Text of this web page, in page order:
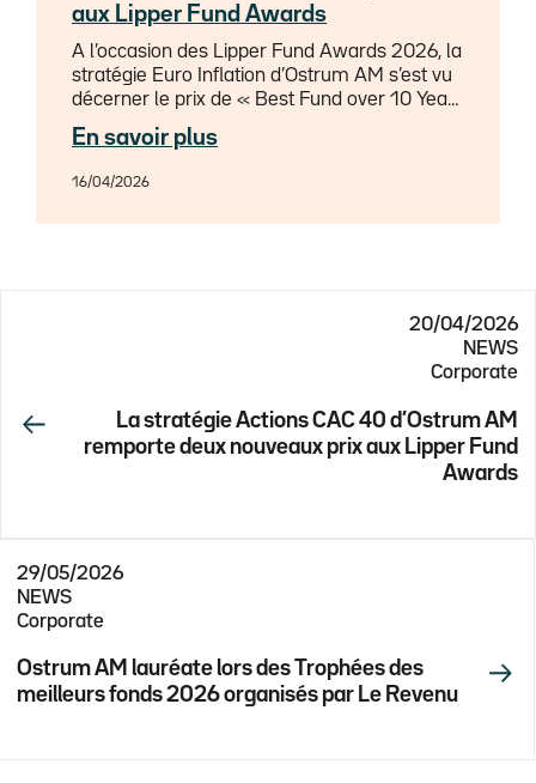
aux Lipper Fund Awards
A l’occasion des Lipper Fund Awards 2026, la
stratégie Euro Inflation d’Ostrum AM s’est vu
décerner le prix de « Best Fund over 10 Years
» dans la catégorie « Bond EUR Inflation
Linked », sur un total de 4 marchés différents
: Europe, France, Allemagne, Suisse.
En savoir plus
16/04/2026
20/04/2026
NEWS
Corporate
La stratégie Actions CAC 40 d’Ostrum AM
remporte deux nouveaux prix aux Lipper Fund
Awards
29/05/2026
NEWS
Corporate
Ostrum AM lauréate lors des Trophées des
meilleurs fonds 2026 organisés par Le Revenu